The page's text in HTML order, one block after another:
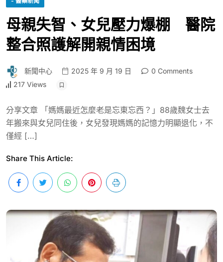
母親失智、女兒壓力爆棚 醫院
整合照護解開親情困境
新聞中心 2025 年 9 月 19 日
0 Comments
217 Views
分享文章 「媽媽最近怎麼老是忘東忘西？」88歲魏女士去
年搬來與女兒同住後，女兒發現媽媽的記憶力明顯退化，不
僅經 […]
Share This Article: